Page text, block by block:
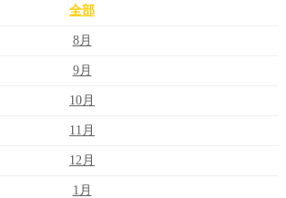
全部
8月
9月
10月
11月
12月
1月